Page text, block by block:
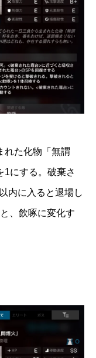
れた化物「無謂
1にする。破棄さ
内に入ると退場し
、飲啄に変化す